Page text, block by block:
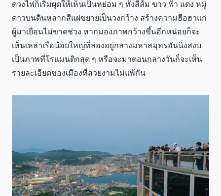
ดวงไฟก็เริ่มผุดให้เห็นเป็นหย่อม ๆ ทั้งสีส้ม ขาว ฟ้า แดง หมู่
ดาวบนดินหลากสีแผ่ขยายเป็นวงกว้าง สร้างความฮือฮาแก่
ผู้มาเยือนไม่ขาดช่วง หากมองภาพกว้างขึ้นอีกหน่อยก็จะ
เห็นเหล่าเรือน้อยใหญ่ที่ล่องอยู่กลางมหาสมุทรอันนิ่งสงบ
เป็นภาพที่โรแมนติกสุด ๆ หรือจะมาตอนกลางวันก็จะเห็น
รายละเอียดของเมืองที่สวยงามไม่แพ้กัน